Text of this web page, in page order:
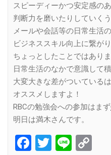
スピーディーかつ安定感の
判断力を磨いたりしていくう
メールや会話等の日常生活
ビジネススキル向上に繋がり
ちょっとしたことではありま
日常生活のなかで意識して
大変大きな差がついているは
オススメしますよ！
RBCの勉強会への参加はまず
明日は満木さんです。
Facebook
Twitter
Line